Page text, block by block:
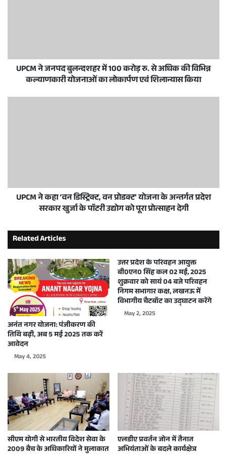
UPCM ने जनपद बुलन्दशहर में 100 करोड़ रु. से अधिक की विभिन्न
कल्याणकारी योजनाओं का लोकार्पण एवं शिलान्यास किया
UPCM ने कहा ‘वन डिस्ट्रिक्ट, वन प्रोडक्ट’ योजना के अन्तर्गत प्रदेश
सरकार खुर्जा के पाॅटरी उद्योग को पूरा प्रोत्साहन देगी
Related Articles
अनंत नगर योजना: पंजीकरण की
तिथि बढ़ी, अब 5 मई 2025 तक करें
आवेदन
May 4, 2025
उत्तर प्रदेश के परिवहन आयुक्त
बी0एन0 सिंह कल 02 मई, 2025
शुक्रवार को सायं 04 बजे परिवहन
निगम सभागार कक्ष, लखनऊ में
विभागीय चैटबॉट का उद्घाटन करेंगे
May 2, 2025
सीएम योगी से भारतीय विदेश सेवा के
2009 बैच के अधिकारियों ने मुलाकात
एलडीए प्रवर्तन जोन में तैनात
अभियंताओं के बदले कार्यक्षेत्र